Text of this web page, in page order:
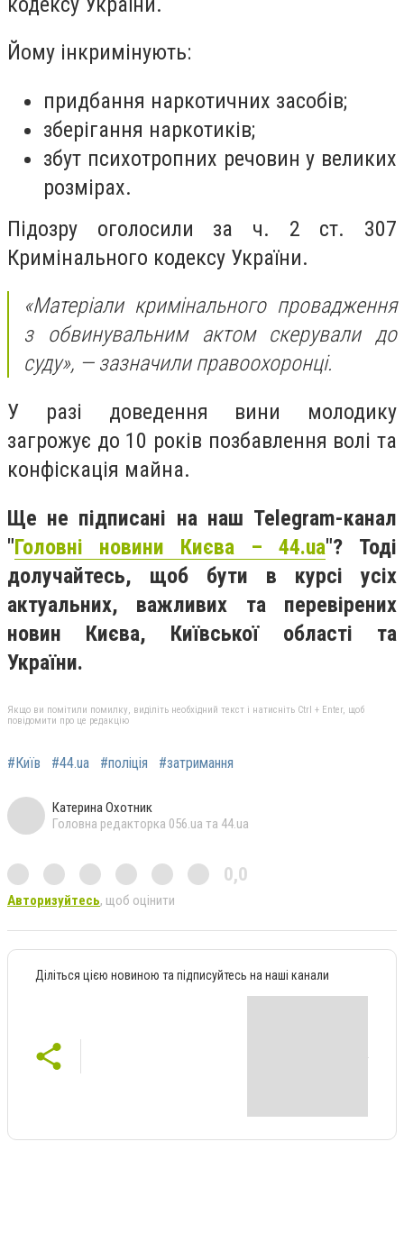
Йому інкримінують:
придбання наркотичних засобів;
зберігання наркотиків;
збут психотропних речовин у великих
розмірах.
Підозру оголосили за ч. 2 ст. 307
Кримінального кодексу України.
«Матеріали кримінального провадження
з обвинувальним актом скерували до
суду», — зазначили правоохоронці.
У разі доведення вини молодику
загрожує до 10 років позбавлення волі та
конфіскація майна.
Ще не підписані на наш Telegram-канал
"Головні новини Києва – 44.ua"? Тоді
долучайтесь, щоб бути в курсі усіх
актуальних, важливих та перевірених
новин Києва, Київської області та
України.
Якщо ви помітили помилку, виділіть необхідний текст і натисніть Ctrl + Enter, щоб
повідомити про це редакцію
#Київ #44.ua #поліція #затримання
Катерина Охотник
Головна редакторка 056.ua та 44.ua
0,0
Авторизуйтесь, щоб оцінити
Діліться цією новиною та підписуйтесь на наші канали